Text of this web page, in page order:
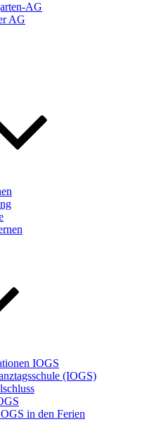
AG
AG
IOGS
(IOGS)
in den Ferien